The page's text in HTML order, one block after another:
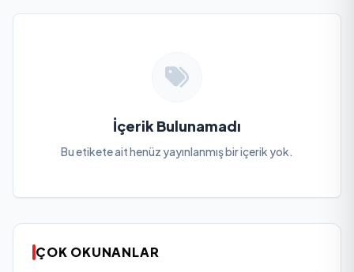
İçerik Bulunamadı
Bu etikete ait henüz yayınlanmış bir içerik yok.
ÇOK OKUNANLAR